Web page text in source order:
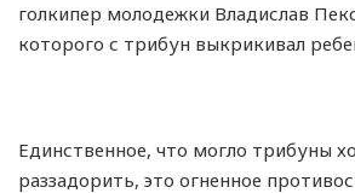
голкипер молодежки Владислав
которого с трибун выкрикивал
Единственное, что могло трибуны
раззадорить, это огненное